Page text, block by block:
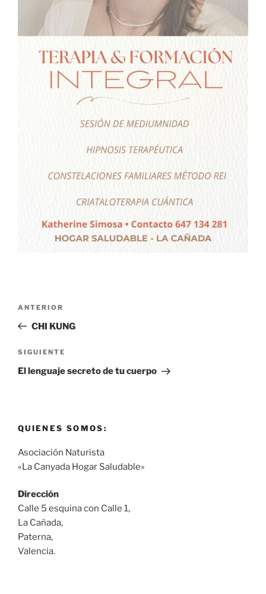
entradas
Entrada
anterior:
ANTERIOR
CHI KUNG
Siguiente
entrada
SIGUIENTE
El lenguaje secreto de tu cuerpo
QUIENES SOMOS:
Asociación Naturista
«La Canyada Hogar Saludable»
Dirección
Calle 5 esquina con Calle 1,
La Cañada,
Paterna,
Valencia.